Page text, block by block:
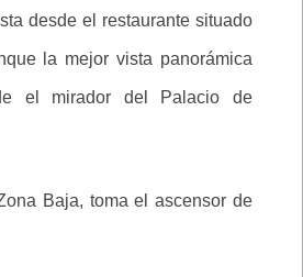
desde el restaurante situado
la mejor vista panorámica
el mirador del Palacio de
Baja, toma el ascensor de